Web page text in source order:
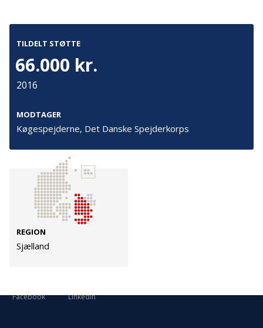
TILDELT STØTTE
66.000 kr.
2016
MODTAGER
Køgespejderne, Det Danske Spejderkorps
REGION
Sjælland
Cookies
Persondata
TryghedsGruppen
LinkedIn
TrygFonden
Facebook LinkedIn